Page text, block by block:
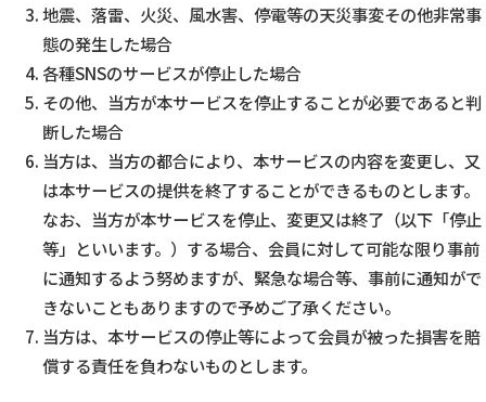
地震、落雷、火災、風水害、停電等の天災事変その他非常事
態の発生した場合
各種SNSのサービスが停止した場合
その他、当方が本サービスを停止することが必要であると判
断した場合
当方は、当方の都合により、本サービスの内容を変更し、又
は本サービスの提供を終了することができるものとします。
なお、当方が本サービスを停止、変更又は終了（以下「停止
等」といいます。）する場合、会員に対して可能な限り事前
に通知するよう努めますが、緊急な場合等、事前に通知がで
きないこともありますので予めご了承ください。
当方は、本サービスの停止等によって会員が被った損害を賠
償する責任を負わないものとします。